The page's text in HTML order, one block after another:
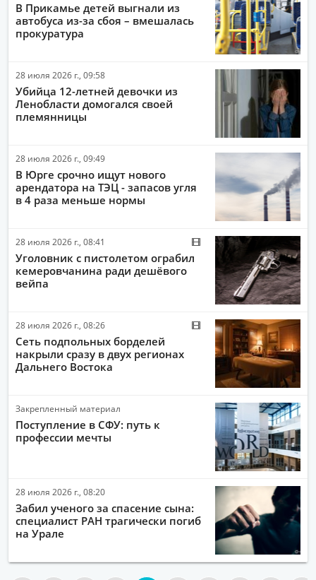
В Прикамье детей выгнали из
автобуса из-за сбоя – вмешалась
прокуратура
28 июля 2026 г., 09:58
Убийца 12-летней девочки из
Ленобласти домогался своей
племянницы
28 июля 2026 г., 09:49
В Юрге срочно ищут нового
арендатора на ТЭЦ - запасов угля
в 4 раза меньше нормы
28 июля 2026 г., 08:41
Уголовник с пистолетом ограбил
кемеровчанина ради дешёвого
вейпа
28 июля 2026 г., 08:26
Сеть подпольных борделей
накрыли сразу в двух регионах
Дальнего Востока
Закрепленный материал
Поступление в СФУ: путь к
профессии мечты
28 июля 2026 г., 08:20
Забил ученого за спасение сына:
специалист РАН трагически погиб
на Урале